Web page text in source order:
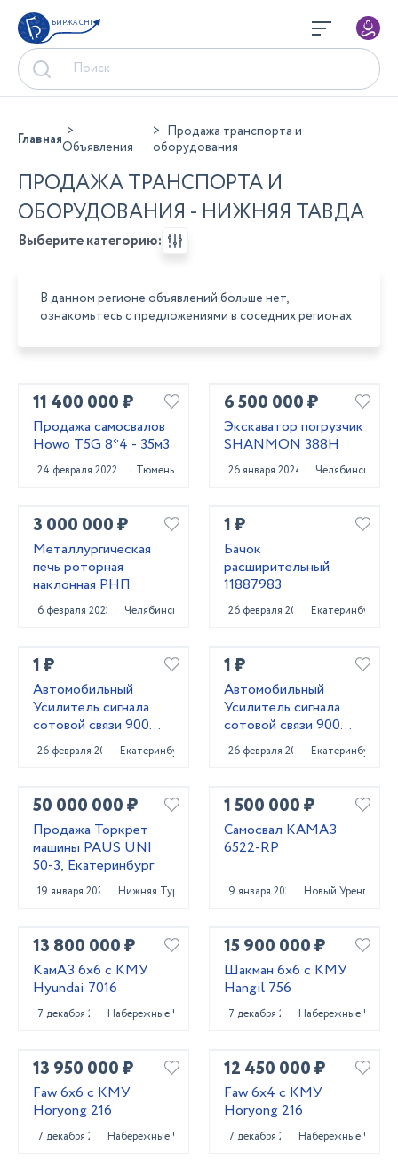
БИРЖА СНГ
ГлавнаяОбъявления
Продажа транспорта и
оборудования
ПРОДАЖА ТРАНСПОРТА И
ОБОРУДОВАНИЯ - НИЖНЯЯ ТАВДА
Выберите категорию:
В данном регионе объявлений больше нет,
ознакомьтесь с предложениями в соседних регионах
11 400 000 ₽
Продажа самосвалов
Howo T5G 8*4 - 35м3
24 февраля 2022 Тюмень
6 500 000 ₽
Экскаватор погрузчик
SHANMON 388H
26 января 2024 Челябинск
3 000 000 ₽
Металлургическая
печь роторная
наклонная РНП
6 февраля 2023 Челябинск
1 ₽
Бачок
расширительный
11887983
26 февраля 2022 Екатеринбург
1 ₽
Автомобильный
Усилитель сигнала
сотовой связи 900
MHZ + 1800 MHZ +
2,3,4 G
26 февраля 2022 Екатеринбург
1 ₽
Автомобильный
Усилитель сигнала
сотовой связи 900
MHZ
26 февраля 2022 Екатеринбург
50 000 000 ₽
Продажа Торкрет
машины PAUS UNI
50-3, Екатеринбург
19 января 2023 Нижняя Тура
1 500 000 ₽
Самосвал КАМАЗ
6522-RP
9 января 2025 Новый Уренгой
13 800 000 ₽
КамАЗ 6x6 с КМУ
Hyundai 7016
7 декабря 2023Набережные Челны
15 900 000 ₽
Шакман 6x6 с КМУ
Hangil 756
7 декабря 2023Набережные Челны
13 950 000 ₽
Faw 6x6 с КМУ
Horyong 216
7 декабря 2023Набережные Челны
12 450 000 ₽
Faw 6x4 с КМУ
Horyong 216
7 декабря 2023Набережные Челны